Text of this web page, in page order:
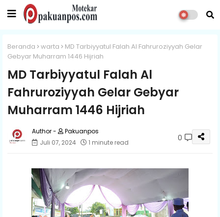
Beranda warta
MD Tarbiyyatul Falah Al Fahruroziyyah Gelar
Gebyar Muharram 1446 Hijriah
MD Tarbiyyatul Falah Al
Fahruroziyyah Gelar Gebyar
Muharram 1446 Hijriah
Pakuanpos
Juli 07, 2024
1 minute read 0